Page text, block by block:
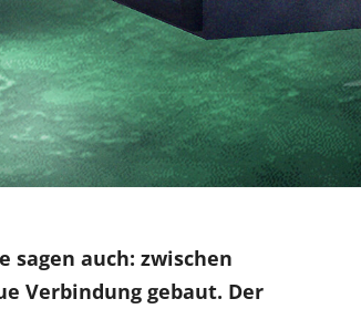
sagen auch: zwischen
Verbindung gebaut. Der